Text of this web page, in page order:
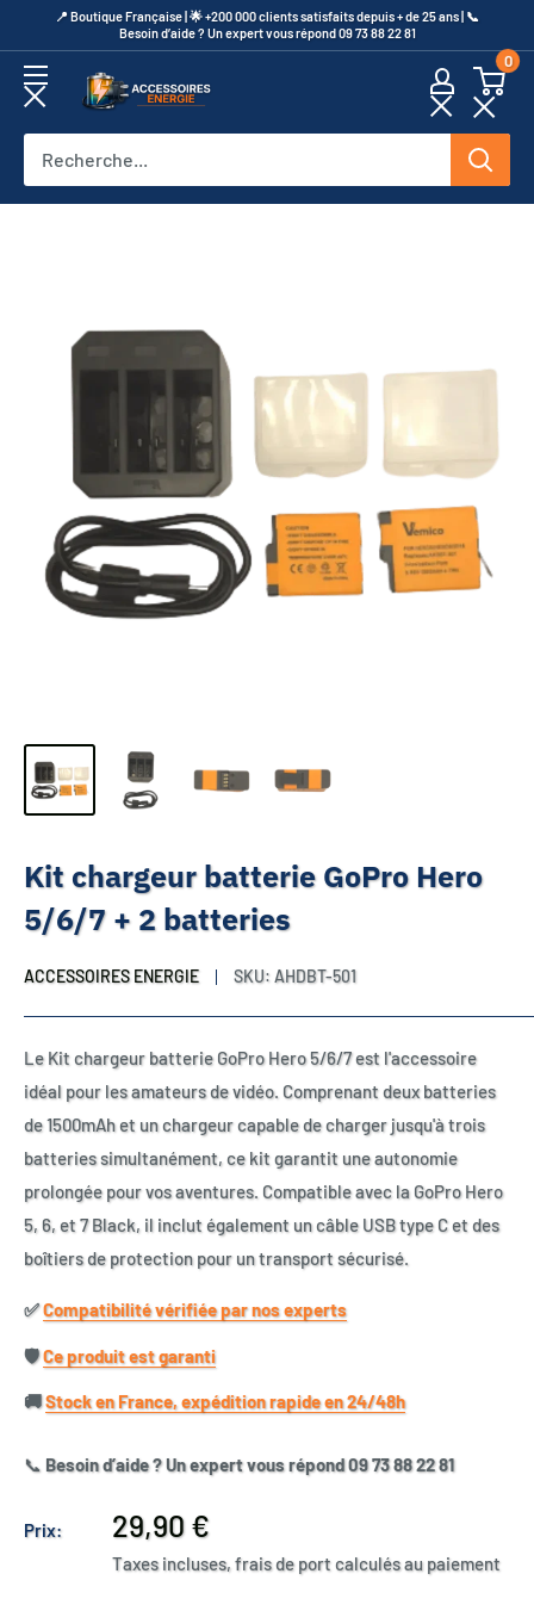
au
contenu
​📍​ Boutique Française | 🌟 +200 000 clients satisfaits depuis + de 25 ans | 📞​
Besoin d’aide ? Un expert vous répond 09 73 88 22 81
Accessoires
0
Kit chargeur batterie GoPro Hero
5/6/7 + 2 batteries
ACCESSOIRES ENERGIE SKU: AHDBT-501
Le Kit chargeur batterie GoPro Hero 5/6/7 est l'accessoire
idéal pour les amateurs de vidéo. Comprenant deux batteries
de 1500mAh et un chargeur capable de charger jusqu'à trois
batteries simultanément, ce kit garantit une autonomie
prolongée pour vos aventures. Compatible avec la GoPro Hero
5, 6, et 7 Black, il inclut également un câble USB type C et des
boîtiers de protection pour un transport sécurisé.
✅​Compatibilité vérifiée par nos experts
🛡️​Ce produit est garanti
🚚​Stock en France, expédition rapide en 24/48h
📞 Besoin d’aide ? Un expert vous répond 09 73 88 22 81
Prix:
Prix
réduit
29,90 €
Taxes incluses, frais de port calculés au paiement